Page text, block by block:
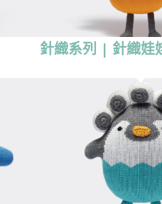
針織系列 | 針織娃